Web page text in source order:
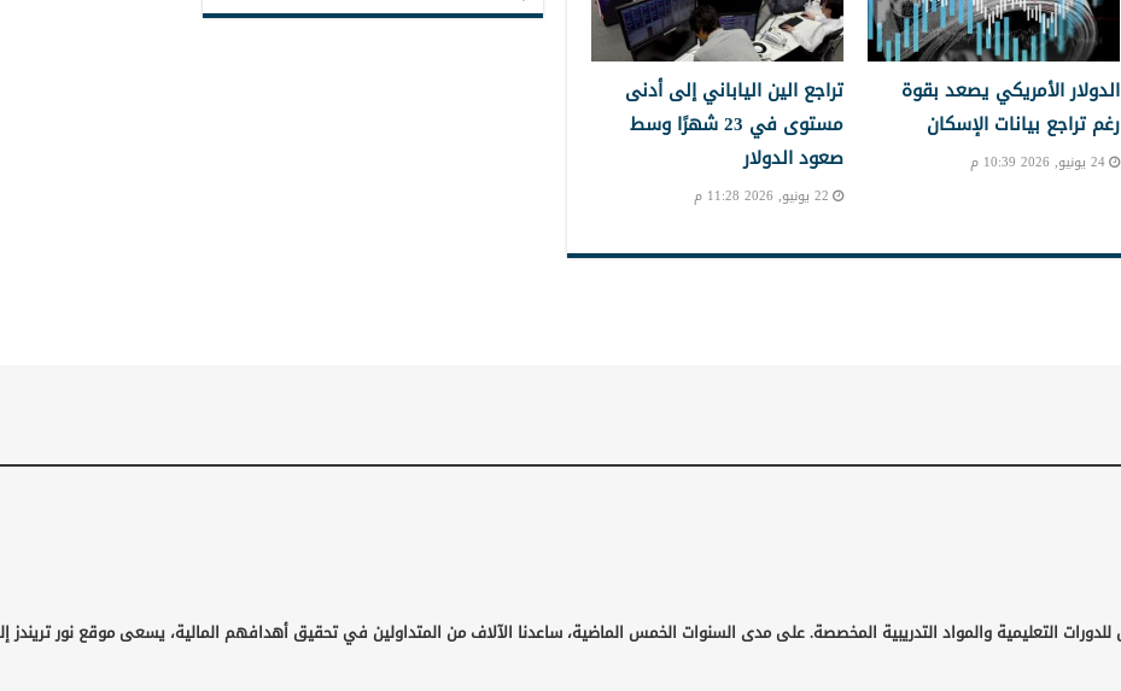
الدولار الأمريكي يصعد بقوة
رغم تراجع بيانات الإسكان
24 يونيو, 2026 10:39 م
تراجع الين الياباني إلى أدنى
مستوى في 23 شهرًا وسط
صعود الدولار
22 يونيو, 2026 11:28 م
التعليمية والمواد التدريبية المخصصة. على مدى السنوات الخمس الماضية، ساعدنا الآلاف من المتداولين في تحقيق أهدافهم المالية، يسعى موقع نور تريندز